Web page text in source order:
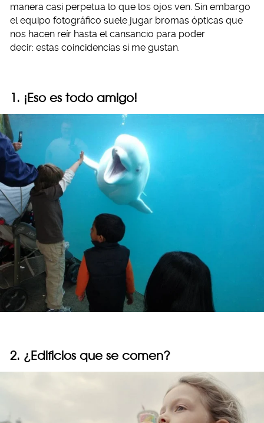
manera casi perpetua lo que los ojos ven. Sin embargo
el equipo fotográfico suele jugar bromas ópticas que
nos hacen reír hasta el cansancio para poder
decir: estas coincidencias sí me gustan.
1. ¡Eso es todo amigo!
2. ¿Edificios que se comen?